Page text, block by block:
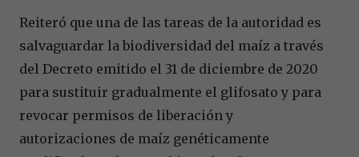
Reiteró que una de las tareas de la autoridad es
salvaguardar la biodiversidad del maíz a través
del Decreto emitido el 31 de diciembre de 2020
para sustituir gradualmente el glifosato y para
revocar permisos de liberación y
autorizaciones de maíz genéticamente